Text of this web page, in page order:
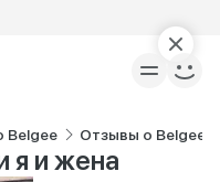
Belgee Отзывы о Belgee
я и жена